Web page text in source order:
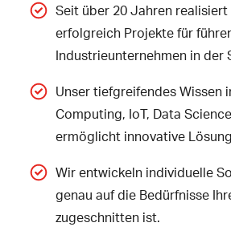
Seit über 20 Jahren
erfolgreich Projekte für
Industrieunternehmen in der
Unser tiefgreifendes Wissen
Computing, IoT, Data Science
ermöglicht innovative
Wir entwickeln individuelle
genau auf die Bedürfnisse
zugeschnitten ist.